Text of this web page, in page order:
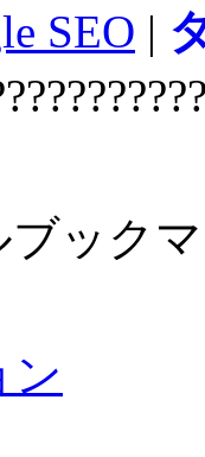
SEO |
ブック
ン